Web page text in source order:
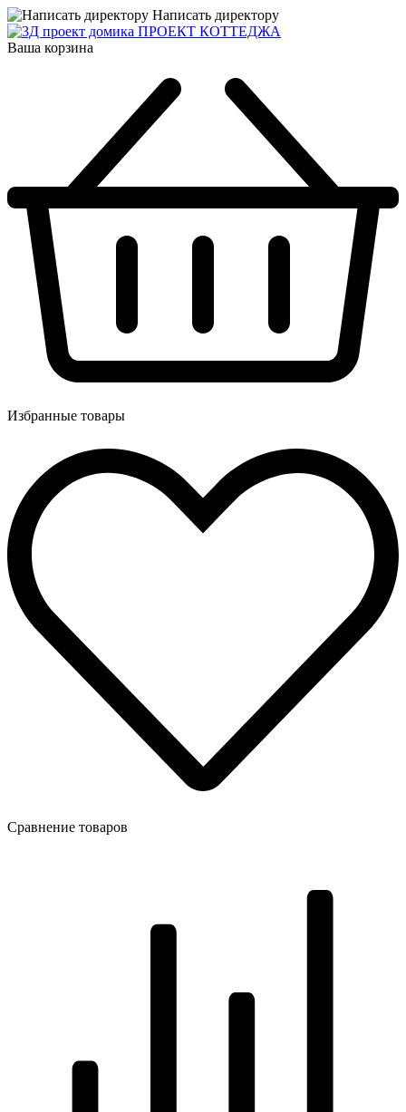
Написать директору
ПРОЕКТ КОТТЕДЖА
Ваша корзина
Избранные товары
Сравнение товаров